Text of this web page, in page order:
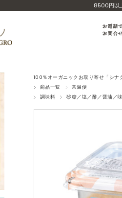
8500円以
100％オーガニックお取り寄せ「シナ
商品一覧
常温便
調味料
砂糖／塩／酢／醤油／